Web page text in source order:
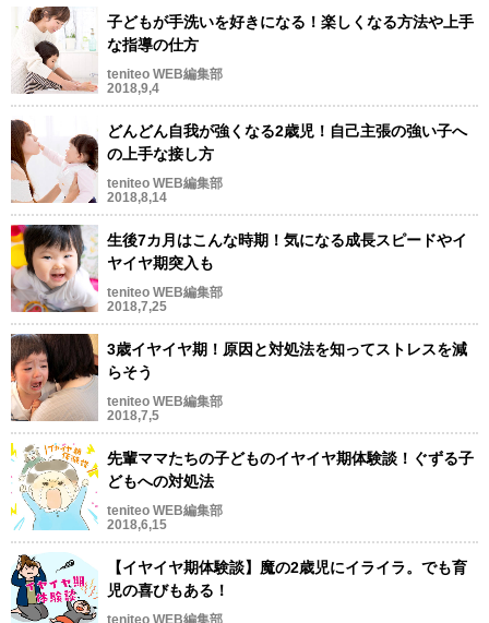
子どもが手洗いを好きになる！楽しくなる方法や上手
な指導の仕方
teniteo WEB編集部
2018,9,4
どんどん自我が強くなる2歳児！自己主張の強い子へ
の上手な接し方
teniteo WEB編集部
2018,8,14
生後7カ月はこんな時期！気になる成長スピードやイ
ヤイヤ期突入も
teniteo WEB編集部
2018,7,25
3歳イヤイヤ期！原因と対処法を知ってストレスを減
らそう
teniteo WEB編集部
2018,7,5
先輩ママたちの子どものイヤイヤ期体験談！ぐずる子
どもへの対処法
teniteo WEB編集部
2018,6,15
【イヤイヤ期体験談】魔の2歳児にイライラ。でも育
児の喜びもある！
teniteo WEB編集部